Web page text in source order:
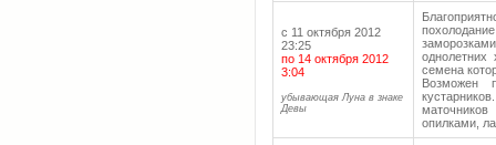
с 11 октября 2012
23:25
по 14 октября 2012
3:04
убывающая Луна в знаке
Девы
однолетних
семена
Возможен
опилками,